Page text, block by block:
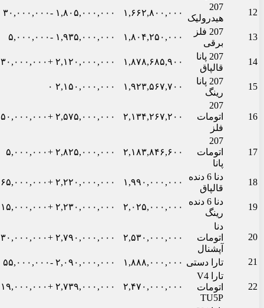
12
207
هیدرولیک
۱,۶۶۲,۸۰۰,۰۰۰ ۱,۸۰۵,۰۰۰,۰۰۰ -۳۰,۰۰۰,۰۰۰
13
207 فلز
برقی
۱,۸۰۴,۲۵۰,۰۰۰ ۱,۹۳۵,۰۰۰,۰۰۰ -۵,۰۰۰,۰۰۰
14
207 پانا
قالپاق
۱,۸۷۸,۶۸۵,۹۰۰ ۲,۱۲۰,۰۰۰,۰۰۰ +۳۰,۰۰۰,۰۰۰
15
207 پانا
رینگ
۱,۹۲۳,۵۶۷,۷۰۰ ۲,۱۵۰,۰۰۰,۰۰۰ ۰
16
207
اتومات
فلز
۲,۱۳۴,۲۶۷,۲۰۰ ۲,۵۷۵,۰۰۰,۰۰۰ +۵۰,۰۰۰,۰۰۰
17
207
اتومات
پانا
۲,۱۸۳,۸۴۶,۶۰۰ ۲,۸۲۵,۰۰۰,۰۰۰ +۵,۰۰۰,۰۰۰
18
دنا 6 دنده
قالپاق
۱,۹۹۰,۰۰۰,۰۰۰ ۲,۲۲۰,۰۰۰,۰۰۰ +۶۵,۰۰۰,۰۰۰
19
دنا 6 دنده
رینگ
۲,۰۲۵,۰۰۰,۰۰۰ ۲,۲۳۰,۰۰۰,۰۰۰ +۱۵,۰۰۰,۰۰۰
20
دنا
اتومات
آپشنال
۲,۵۳۰,۰۰۰,۰۰۰ ۲,۷۹۰,۰۰۰,۰۰۰ +۳۰,۰۰۰,۰۰۰
21 تارا دستی ۱,۸۸۸,۰۰۰,۰۰۰ ۲,۰۹۰,۰۰۰,۰۰۰ -۵۵,۰۰۰,۰۰۰
22
تارا V4
اتومات
TU5P
۲,۴۷۰,۰۰۰,۰۰۰ ۲,۷۳۹,۰۰۰,۰۰۰ +۱۱۹,۰۰۰,۰۰۰